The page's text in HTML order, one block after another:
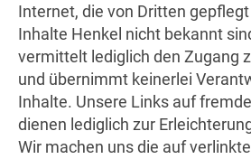
Internet, die von Dritten
Inhalte Henkel nicht bekannt
vermittelt lediglich den Zugang
und übernimmt keinerlei
Inhalte. Unsere Links auf
dienen lediglich zur
Wir machen uns die auf